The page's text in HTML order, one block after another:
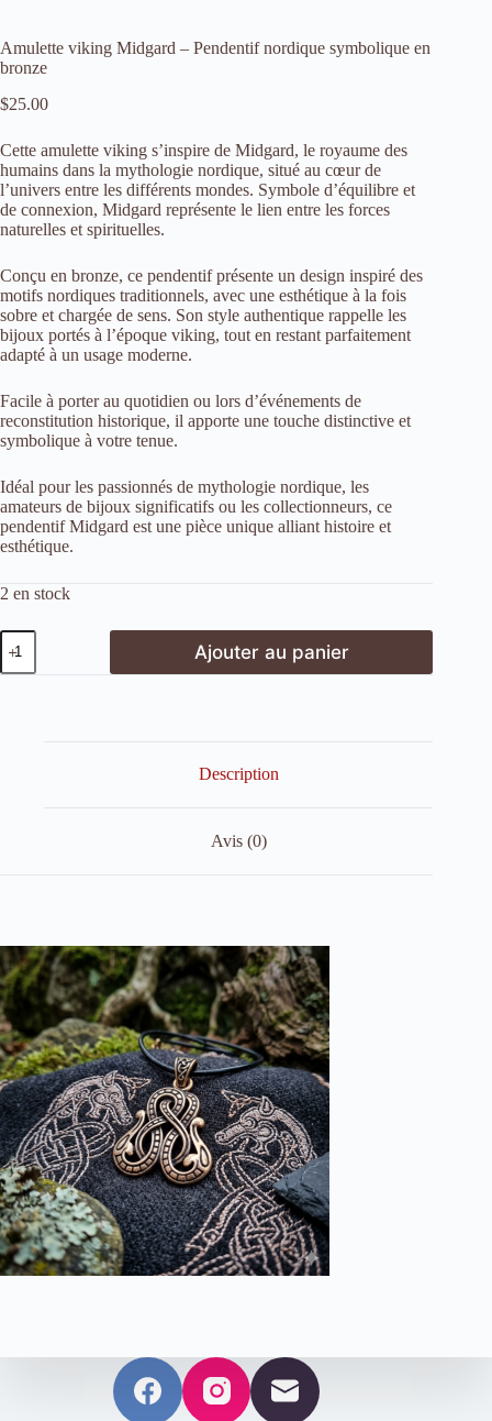
Amulette viking Midgard – Pendentif nordique symbolique en
bronze
$25.00
Cette amulette viking s’inspire de Midgard, le royaume des
humains dans la mythologie nordique, situé au cœur de
l’univers entre les différents mondes. Symbole d’équilibre et
de connexion, Midgard représente le lien entre les forces
naturelles et spirituelles.
Conçu en bronze, ce pendentif présente un design inspiré des
motifs nordiques traditionnels, avec une esthétique à la fois
sobre et chargée de sens. Son style authentique rappelle les
bijoux portés à l’époque viking, tout en restant parfaitement
adapté à un usage moderne.
Facile à porter au quotidien ou lors d’événements de
reconstitution historique, il apporte une touche distinctive et
symbolique à votre tenue.
Idéal pour les passionnés de mythologie nordique, les
amateurs de bijoux significatifs ou les collectionneurs, ce
pendentif Midgard est une pièce unique alliant histoire et
esthétique.
2 en stock
quantité
de
Amulette
Ajouter au panier
Description
Avis (0)